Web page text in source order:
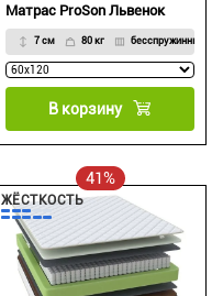
Матрас ProSon Львенок
7 см 80 кг бесспружинный
В корзину
41%
ЖЁСТКОСТЬ